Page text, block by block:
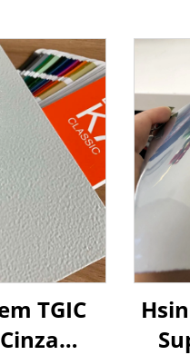
TGIC